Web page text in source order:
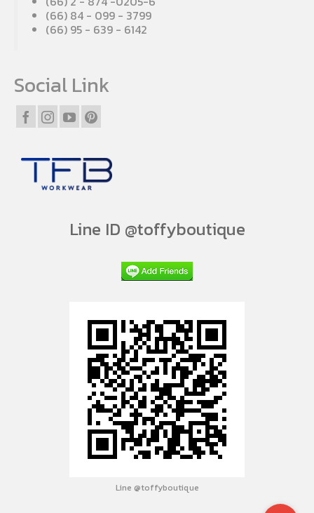
(66) 84 - 099 - 3799
(66) 95 - 639 - 6142
Social Link
Line ID @toffyboutique
Line @toffyboutique